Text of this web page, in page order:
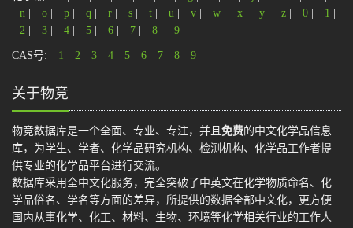
n
o p q r s t u v w x y z 0 1
2
3 4 5 6 7 8 9
CAS号: 1 2 3 4 5 6 7 8 9
关于物竞
物竞数据库是一个全面、专业、专注，并且 免费的中文化学品信息
库，为学生、学者、化学品研究机构、检测机构、化学品工作者提
供专业的化学品平台进行交流。
数据库采用全中文化服务，完全突破了中英文在化学物质命名、化
学品俗名、学名等方面的差异，所提供的数据全部中文化，更方便
国内从事化学、化工、材料、生物、环境等化学相关行业的工作人